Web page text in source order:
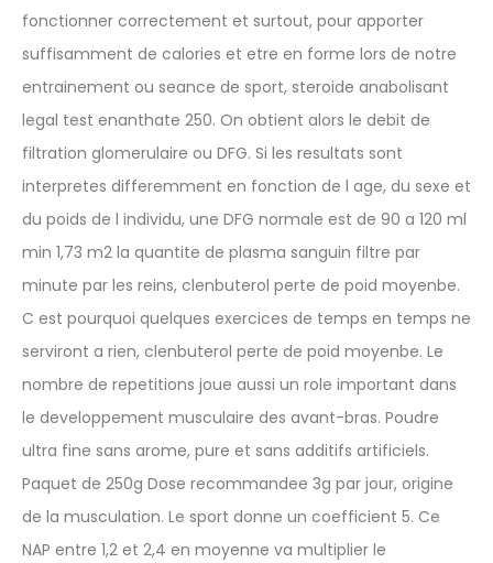
fonctionner correctement et surtout, pour apporter
suffisamment de calories et etre en forme lors de notre
entrainement ou seance de sport, steroide anabolisant
legal test enanthate 250. On obtient alors le debit de
filtration glomerulaire ou DFG. Si les resultats sont
interpretes differemment en fonction de l age, du sexe et
du poids de l individu, une DFG normale est de 90 a 120 ml
min 1,73 m2 la quantite de plasma sanguin filtre par
minute par les reins, clenbuterol perte de poid moyenbe.
C est pourquoi quelques exercices de temps en temps ne
serviront a rien, clenbuterol perte de poid moyenbe. Le
nombre de repetitions joue aussi un role important dans
le developpement musculaire des avant-bras. Poudre
ultra fine sans arome, pure et sans additifs artificiels.
Paquet de 250g Dose recommandee 3g par jour, origine
de la musculation. Le sport donne un coefficient 5. Ce
NAP entre 1,2 et 2,4 en moyenne va multiplier le